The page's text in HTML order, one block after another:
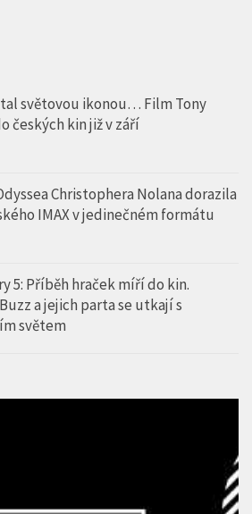
světovou ikonou… Film Tony
českých kin již v září
Christophera Nolana dorazila
IMAX v jedinečném formátu
5: Příběh hraček míří do kin.
a jejich parta se utkají s
světem